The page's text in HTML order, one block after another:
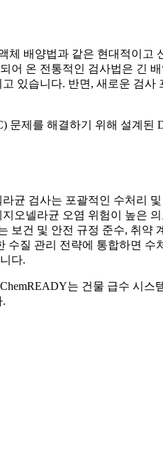
체 배양법과 같은 현대적이고
온 전통적인 검사법은 긴
있습니다. 반면, 새로운 검사
문제를 해결하기 위해 설계된
균 검사는 포괄적인 수처리
오넬라균 오염 위험이 높은
보건 및 안전 규정 준수, 취약
질 관리 전략에 통합하면 수
다.
는 건물 급수 시스
.